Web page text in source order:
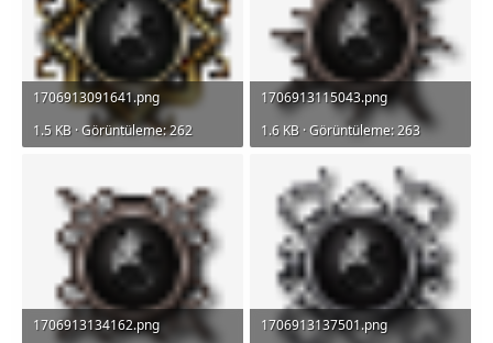
1706913091641.png
1.5 KB · Görüntüleme: 262
1706913115043.png
1.6 KB · Görüntüleme: 263
1706913134162.png
1706913137501.png